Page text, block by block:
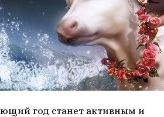
год станет активным и